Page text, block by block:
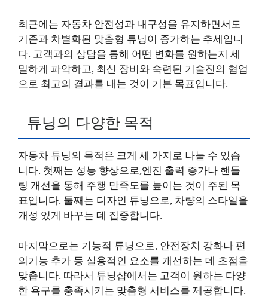
최근에는 자동차 안전성과 내구성을 유지하면서도
기존과 차별화된 맞춤형 튜닝이 증가하는 추세입니
다. 고객과의 상담을 통해 어떤 변화를 원하는지 세
밀하게 파악하고, 최신 장비와 숙련된 기술진의 협업
으로 최고의 결과를 내는 것이 기본 목표입니다.
튜닝의 다양한 목적
자동차 튜닝의 목적은 크게 세 가지로 나눌 수 있습
니다. 첫째는 성능 향상으로,엔진 출력 증가나 핸들
링 개선을 통해 주행 만족도를 높이는 것이 주된 목
표입니다. 둘째는 디자인 튜닝으로, 차량의 스타일을
개성 있게 바꾸는 데 집중합니다.
마지막으로는 기능적 튜닝으로, 안전장치 강화나 편
의기능 추가 등 실용적인 요소를 개선하는 데 초점을
맞춥니다. 따라서 튜닝샵에서는 고객이 원하는 다양
한 욕구를 충족시키는 맞춤형 서비스를 제공합니다.